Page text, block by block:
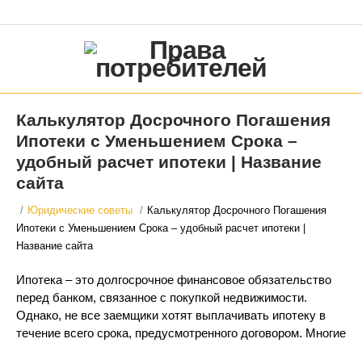
Калькулятор Досрочного Погашения
Ипотеки с Уменьшением Срока –
удобный расчет ипотеки | Название
сайта
/ Юридические советы / Калькулятор Досрочного Погашения
Ипотеки с Уменьшением Срока – удобный расчет ипотеки |
Название сайта
Ипотека – это долгосрочное финансовое обязательство
перед банком, связанное с покупкой недвижимости.
Однако, не все заемщики хотят выплачивать ипотеку в
течение всего срока, предусмотренного договором. Многие